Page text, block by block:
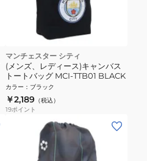
マンチェスター シティ
(メンズ、レディース)キャンバス
トートバッグ MCI-TTB01 BLACK
カラー ： ブラック
￥2,189 （税込）
19ポイント